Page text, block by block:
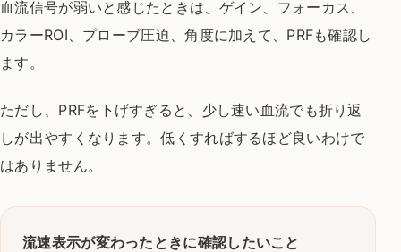
血流信号が弱いと感じたときは、ゲイン、フォーカス、
カラーROI、プローブ圧迫、角度に加えて、PRFも確認し
ます。
ただし、PRFを下げすぎると、少し速い血流でも折り返
しが出やすくなります。低くすればするほど良いわけで
はありません。
流速表示が変わったときに確認したいこと